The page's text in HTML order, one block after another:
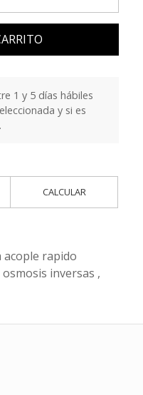
1 y 5 días hábiles
y si es
CALCULAR
rapido
inversas ,